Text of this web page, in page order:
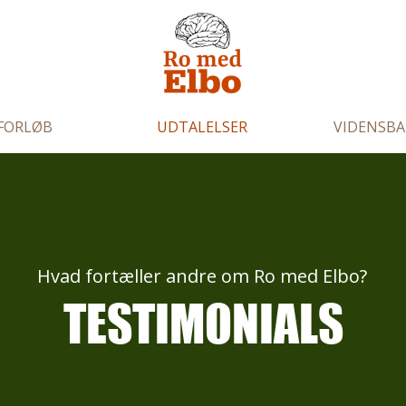
UDTALELSER
Hvad fortæller andre om Ro med Elbo?
TESTIMONIALS